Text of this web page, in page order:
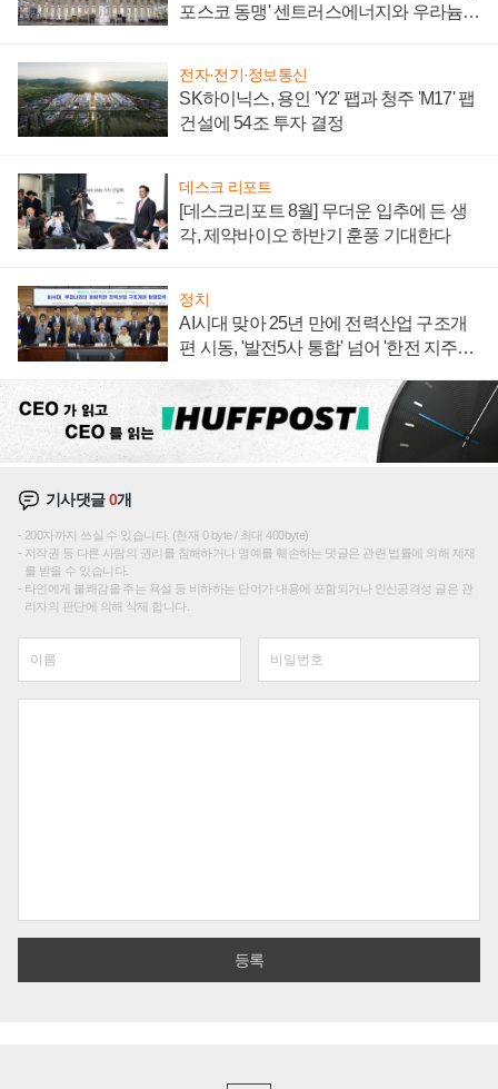
포스코 동맹' 센트러스에너지와 우라늄
전자·전기·정보통신
SK하이닉스, 용인 'Y2' 팹과 청주 'M17' 팹
건설에 54조 투자 결정
데스크 리포트
[데스크리포트 8월] 무더운 입추에 든 생
각, 제약바이오 하반기 훈풍 기대한다
정치
AI시대 맞아 25년 만에 전력산업 구조개
편 시동, '발전5사 통합' 넘어 '한전 지주사'
기사댓글0개
200자까지 쓰실 수 있습니다. (현재 0 byte / 최대 400byte)
저작권 등 다른 사람의 권리를 침해하거나 명예를 훼손하는 댓글은 관련 법률에 의해 제재
를 받을 수 있습니다.
타인에게 불쾌감을 주는 욕설 등 비하하는 단어가 내용에 포함되거나 인신공격성 글은 관
리자의 판단에 의해 삭제 합니다.